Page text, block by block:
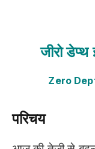
जीरो डेप्थ
Zero
परिचय